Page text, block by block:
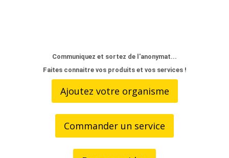
Communiquez et sortez de l'anonymat...
Faites connaitre vos produits et vos services !
Ajoutez votre organisme
Commander un service